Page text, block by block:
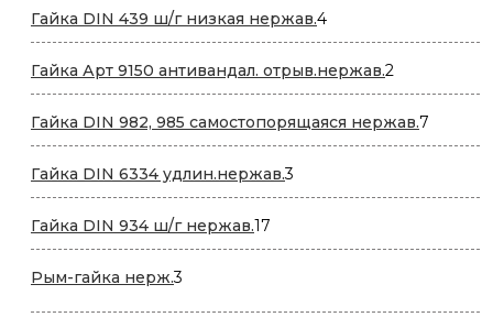
Гайка DIN 439 ш/г низкая нержав.44
товара
Гайка Арт 9150 антивандал. отрыв.нержав.2
товара
Гайка DIN 982, 985 самостопорящаяся нержав.7
товаров
Гайка DIN 6334 удлин.нержав.3
товара
Гайка DIN 934 ш/г нержав.17
товаров
Рым-гайка нерж.3